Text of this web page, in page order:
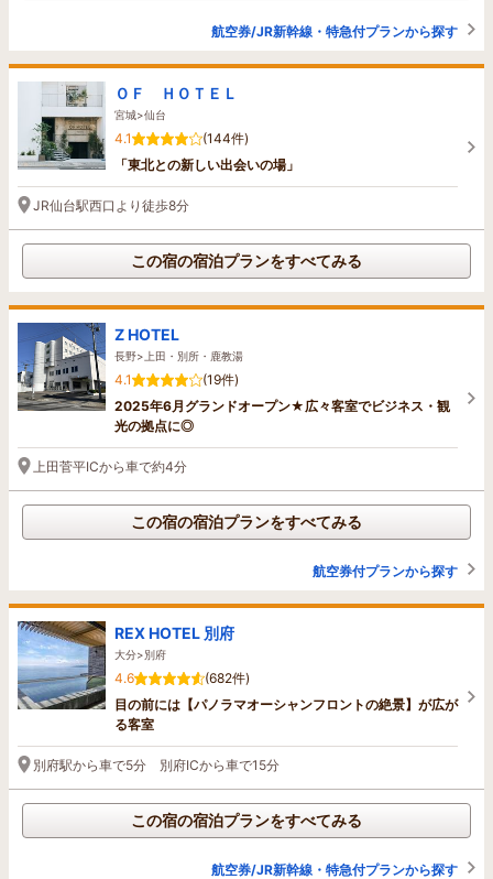
航空券/JR新幹線・特急付プランから探す
ＯＦ ＨＯＴＥＬ
宮城>仙台
4.1
(144件)
「東北との新しい出会いの場」
JR仙台駅西口より徒歩8分
この宿の宿泊プランをすべてみる
Z HOTEL
長野>上田・別所・鹿教湯
4.1
(19件)
2025年6月グランドオープン★広々客室でビジネス・観
光の拠点に◎
上田菅平ICから車で約4分
この宿の宿泊プランをすべてみる
航空券付プランから探す
REX HOTEL 別府
大分>別府
4.6
(682件)
目の前には【パノラマオーシャンフロントの絶景】が広が
る客室
別府駅から車で5分 別府ICから車で15分
この宿の宿泊プランをすべてみる
航空券/JR新幹線・特急付プランから探す